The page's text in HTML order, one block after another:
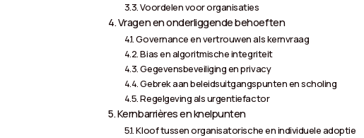
Voordelen voor organisaties
Vragen en onderliggende behoeften
Governance en vertrouwen als kernvraag
Bias en algoritmische integriteit
Gegevensbeveiliging en privacy
Gebrek aan beleidsuitgangspunten en scholing
Regelgeving als urgentiefactor
Kernbarrières en knelpunten
Kloof tussen organisatorische en individuele adoptie